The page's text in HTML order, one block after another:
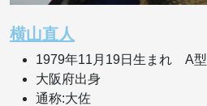
横山直人
1979年11月19日生まれ A型
大阪府出身
通称:大佐